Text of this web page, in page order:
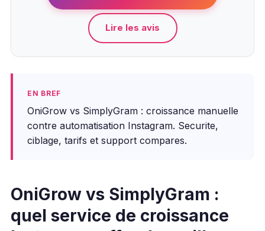
Lire les avis
EN BREF
OniGrow vs SimplyGram : croissance manuelle
contre automatisation Instagram. Securite,
ciblage, tarifs et support compares.
OniGrow vs SimplyGram :
quel service de croissance